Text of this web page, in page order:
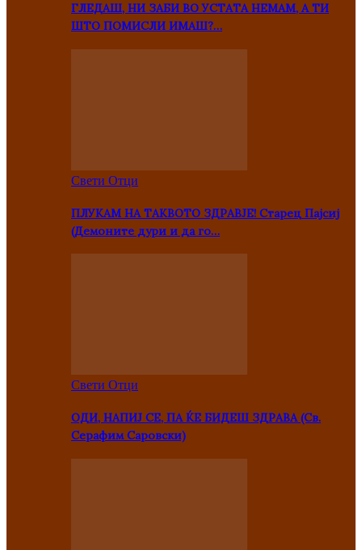
ГЛЕДАШ, НИ ЗАБИ ВО УСТАТА НЕМАМ, А ТИ
ШТО ПОМИСЛИ ИМАШ?…
Свети Отци
ПЛУКАМ НА ТАКВОТО ЗДРАВЈЕ! Старец Пајсиј
(Демоните дури и да го…
Свети Отци
ОДИ, НАПИЈ СЕ, ПА ЌЕ БИДЕШ ЗДРАВА (Св.
Серафим Саровски)